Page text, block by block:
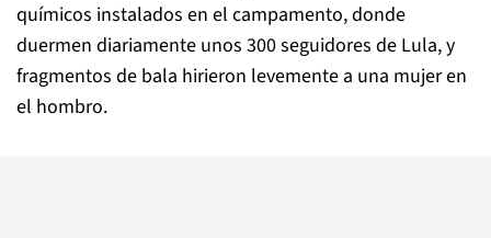
químicos instalados en el campamento, donde
duermen diariamente unos 300 seguidores de Lula, y
fragmentos de bala hirieron levemente a una mujer en
el hombro.